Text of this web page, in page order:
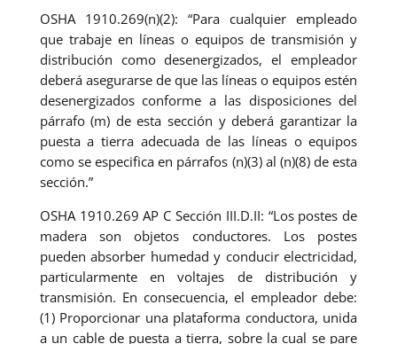
OSHA 1910.269(n)(2): “Para cualquier empleado
que trabaje en líneas o equipos de transmisión y
distribución como desenergizados, el empleador
deberá asegurarse de que las líneas o equipos estén
desenergizados conforme a las disposiciones del
párrafo (m) de esta sección y deberá garantizar la
puesta a tierra adecuada de las líneas o equipos
como se especifica en párrafos (n)(3) al (n)(8) de esta
sección.”
OSHA 1910.269 AP C Sección III.D.II: “Los postes de
madera son objetos conductores. Los postes
pueden absorber humedad y conducir electricidad,
particularmente en voltajes de distribución y
transmisión. En consecuencia, el empleador debe:
(1) Proporcionar una plataforma conductora, unida
a un cable de puesta a tierra, sobre la cual se pare